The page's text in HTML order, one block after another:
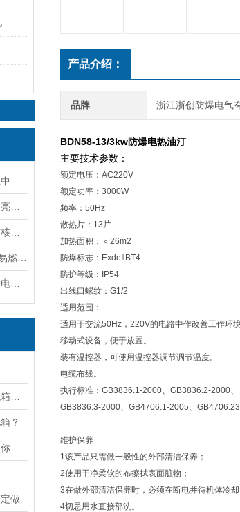
？
做
产品介绍：
品牌 浙江浙创防爆电气
BDN58-13/3kw防爆电热油汀
主要技术参数：
额定电压：AC220V
额定功率：3000W
频率：50Hz
散热片：13片
加热面积：＜26m2
防爆标志：ExdeⅡBT4
防护等级：IP54
出线口螺纹：G1/2
适用范围：
适用于交流50Hz，220V的电路中作改善工作环境
移动式设备，便于放置。
装有温控器，可使用温控器调节调节温度。
电缆布线。
执行标准：GB3836.1-2000、GB3836.2-2000、
GB3836.3-2000、GB4706.1-2005、
维护保养
1该产品只需做一般性的外部清洁保养；
2使用干净柔软的布擦拭表面脏物；
3在做外部清洁保养时，必须在断电并待机体冷却
4切忌用水直接部洗。